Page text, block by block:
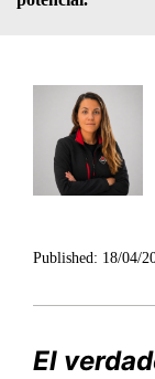
EXPLORAR RUBI
Published: 18/04/
El